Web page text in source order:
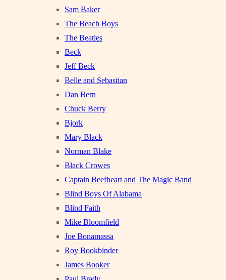
Sam Baker
The Beach Boys
The Beatles
Beck
Jeff Beck
Belle and Sebastian
Dan Bern
Chuck Berry
Bjork
Mary Black
Norman Blake
Black Crowes
Captain Beefheart and The Magic Band
Blind Boys Of Alabama
Blind Faith
Mike Bloomfield
Joe Bonamassa
Roy Bookbinder
James Booker